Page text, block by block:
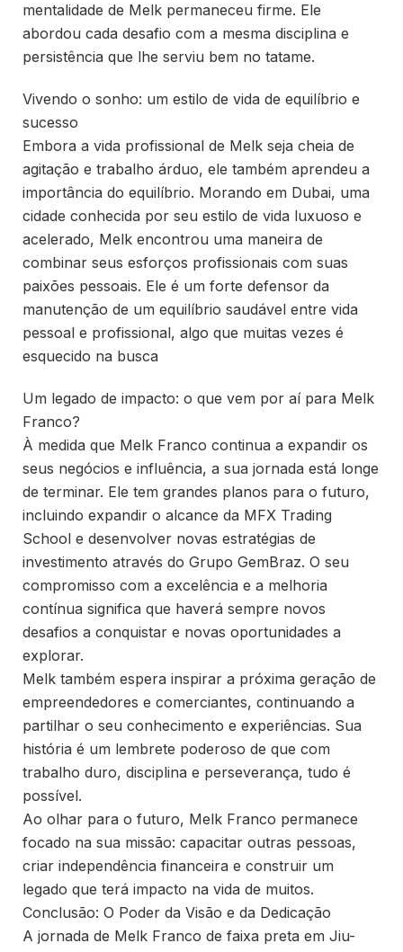
mentalidade de Melk permaneceu firme. Ele
abordou cada desafio com a mesma disciplina e
persistência que lhe serviu bem no tatame.
Vivendo o sonho: um estilo de vida de equilíbrio e
sucesso
Embora a vida profissional de Melk seja cheia de
agitação e trabalho árduo, ele também aprendeu a
importância do equilíbrio. Morando em Dubai, uma
cidade conhecida por seu estilo de vida luxuoso e
acelerado, Melk encontrou uma maneira de
combinar seus esforços profissionais com suas
paixões pessoais. Ele é um forte defensor da
manutenção de um equilíbrio saudável entre vida
pessoal e profissional, algo que muitas vezes é
esquecido na busca
Um legado de impacto: o que vem por aí para Melk
Franco?
À medida que Melk Franco continua a expandir os
seus negócios e influência, a sua jornada está longe
de terminar. Ele tem grandes planos para o futuro,
incluindo expandir o alcance da MFX Trading
School e desenvolver novas estratégias de
investimento através do Grupo GemBraz. O seu
compromisso com a excelência e a melhoria
contínua significa que haverá sempre novos
desafios a conquistar e novas oportunidades a
explorar.
Melk também espera inspirar a próxima geração de
empreendedores e comerciantes, continuando a
partilhar o seu conhecimento e experiências. Sua
história é um lembrete poderoso de que com
trabalho duro, disciplina e perseverança, tudo é
possível.
Ao olhar para o futuro, Melk Franco permanece
focado na sua missão: capacitar outras pessoas,
criar independência financeira e construir um
legado que terá impacto na vida de muitos.
Conclusão: O Poder da Visão e da Dedicação
A jornada de Melk Franco de faixa preta em Jiu-